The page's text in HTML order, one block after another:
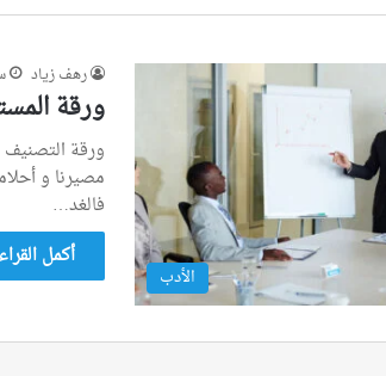
الأدب
رهف زياد
ورقة
ورقة التصنيف
مصيرنا و
فالغد…
أكمل